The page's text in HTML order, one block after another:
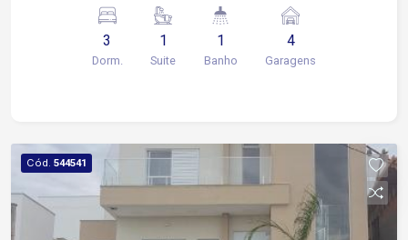
Vagas de garagem, sendo 2 cobertas * Edícula
com banheiro! Estuda propostas e permuta por
sítio de menor valor na região de Piedade como
3
Dorm.
1
Suite
1
Banho
4
Garagens
Cód. 544541